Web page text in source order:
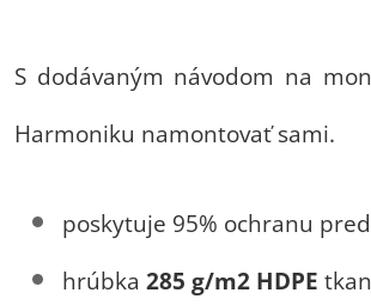
S dodávaným návodom na
Harmoniku namontovať sami.
poskytuje 95% ochranu
hrúbka 285 g/m2 HDPE